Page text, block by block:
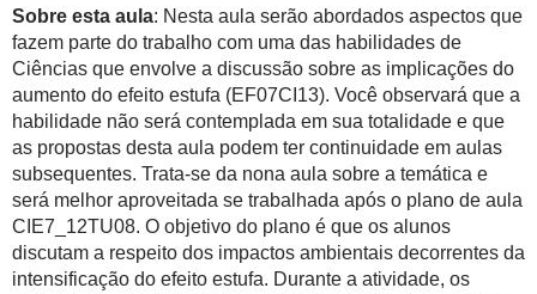
Sobre esta aula: Nesta aula serão abordados aspectos que
fazem parte do trabalho com uma das habilidades de
Ciências que envolve a discussão sobre as implicações do
aumento do efeito estufa (EF07CI13). Você observará que a
habilidade não será contemplada em sua totalidade e que
as propostas desta aula podem ter continuidade em aulas
subsequentes. Trata-se da nona aula sobre a temática e
será melhor aproveitada se trabalhada após o plano de aula
CIE7_12TU08. O objetivo do plano é que os alunos
discutam a respeito dos impactos ambientais decorrentes da
intensificação do efeito estufa. Durante a atividade, os